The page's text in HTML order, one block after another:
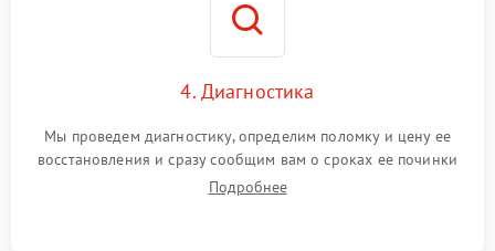
4. Диагностика
Мы проведем диагностику, определим поломку и цену ее
восстановления и сразу сообщим вам о сроках ее починки
Подробнее